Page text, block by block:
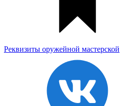
Реквизиты оружейной мастерской